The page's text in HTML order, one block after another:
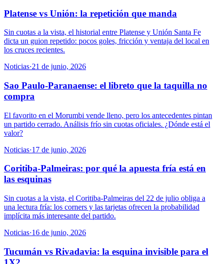
Platense vs Unión: la repetición que manda
Sin cuotas a la vista, el historial entre Platense y Unión Santa Fe
dicta un guion repetido: pocos goles, fricción y ventaja del local en
los cruces recientes.
Noticias·21 de junio, 2026
Sao Paulo-Paranaense: el libreto que la taquilla no
compra
El favorito en el Morumbi vende lleno, pero los antecedentes pintan
un partido cerrado. Análisis frío sin cuotas oficiales. ¿Dónde está el
valor?
Noticias·17 de junio, 2026
Coritiba-Palmeiras: por qué la apuesta fría está en
las esquinas
Sin cuotas a la vista, el Coritiba-Palmeiras del 22 de julio obliga a
una lectura fría: los corners y las tarjetas ofrecen la probabilidad
implícita más interesante del partido.
Noticias·16 de junio, 2026
Tucumán vs Rivadavia: la esquina invisible para el